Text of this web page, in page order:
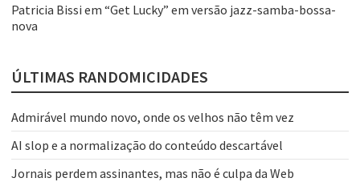
Patricia Bissi em “Get Lucky” em versão jazz-samba-bossa-
nova
ÚLTIMAS RANDOMICIDADES
Admirável mundo novo, onde os velhos não têm vez
AI slop e a normalização do conteúdo descartável
Jornais perdem assinantes, mas não é culpa da Web